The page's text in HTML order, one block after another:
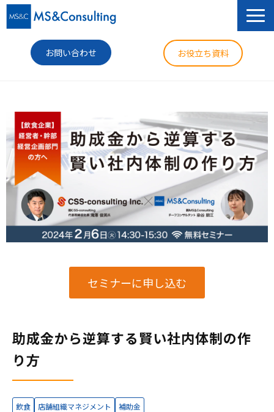
お問い合わせ お役立ち資料
セミナー
導入事例
コラム
ニュース
企業情報
セミナーに申し込む
助成金から逆算する賢い社内体制の作
り方
飲食 店舗組織マネジメント 補助金